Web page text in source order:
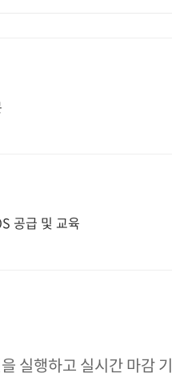
공급 및 교육
실행하고 실시간 마감